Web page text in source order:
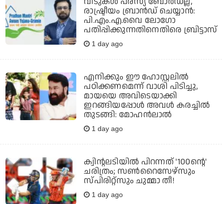
രാഷ്ട്രീയം ബ്രാൻഡ് ചെയ്യാൻ:
പി.എം.എ.വൈ ലോ​ഗോ
പതിപ്പിക്കുന്നതിനെതിരെ ബ്രിട്ടാസ്
1 day ago
എനിക്കും ഈ ഹോസ്റ്റലില്‍
പഠിക്കണമെന്ന് വാശി പിടിച്ചു,
മായയെ അവിടെയാക്കി
ഇറങ്ങിയപ്പോള്‍ അവള്‍ കരച്ചില്‍
തുടങ്ങി: മോഹന്‍ലാല്‍
1 day ago
ക്വിന്റലടിയില്‍ പിറന്നത് '100ന്റെ'
ചരിത്രം; സണ്‍റൈസേഴ്‌സും
സ്പിരിറ്റ്‌സും ചുമ്മാ തീ!
1 day ago